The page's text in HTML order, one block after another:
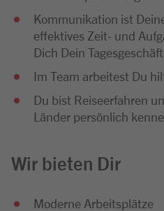
Kommunikation ist
effektives Zeit- und
Dich Dein
Im Team arbeitest Du
Du bist Reiseerfahren
Länder persönlich
Wir bieten Dir
Moderne Arbeitsplätze